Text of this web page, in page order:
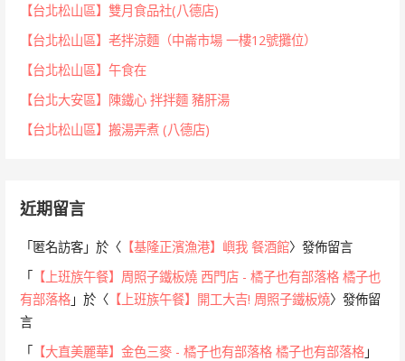
【台北松山區】雙月食品社(八德店)
【台北松山區】老拌涼麵（中崙市場 一樓12號攤位）
【台北松山區】午食在
【台北大安區】陳鐵心 拌拌麵 豬肝湯
【台北松山區】搬湯弄煮 (八德店)
近期留言
「匿名訪客 」於〈 【基隆正濱漁港】嶼我 餐酒館〉發佈留言
「 【上班族午餐】周照子鐵板燒 西門店 - 橘子也有部落格 橘子也
有部落格 」於〈 【上班族午餐】開工大吉! 周照子鐵板燒〉發佈留
言
「 【大直美麗華】金色三麥 - 橘子也有部落格 橘子也有部落格 」